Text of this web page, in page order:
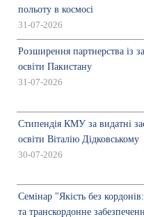
польоту в космосі
31-07-2026
Розширення партнерства із
освіти Пакистану
31-07-2026
Стипендія КМУ за видатні
освіти Віталію Дідковському
30-07-2026
Семінар "Якість без кордонів:
та транскордонне